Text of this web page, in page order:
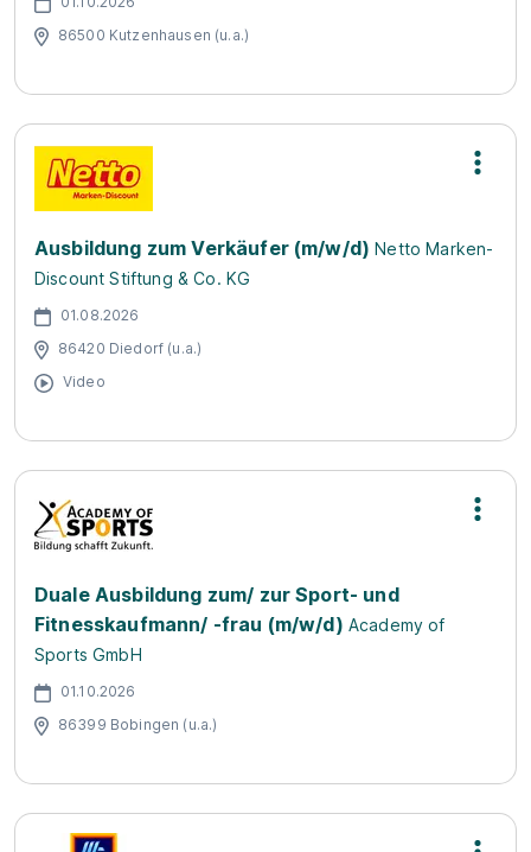
86500 Kutzenhausen (u.a.)
Ausbildung zum Verkäufer (m/w/d) Netto Marken-
Discount Stiftung & Co. KG
01.08.2026
86420 Diedorf (u.a.)
Video
Duale Ausbildung zum/ zur Sport- und
Fitnesskaufmann/ -frau (m/w/d) Academy of
Sports GmbH
01.10.2026
86399 Bobingen (u.a.)